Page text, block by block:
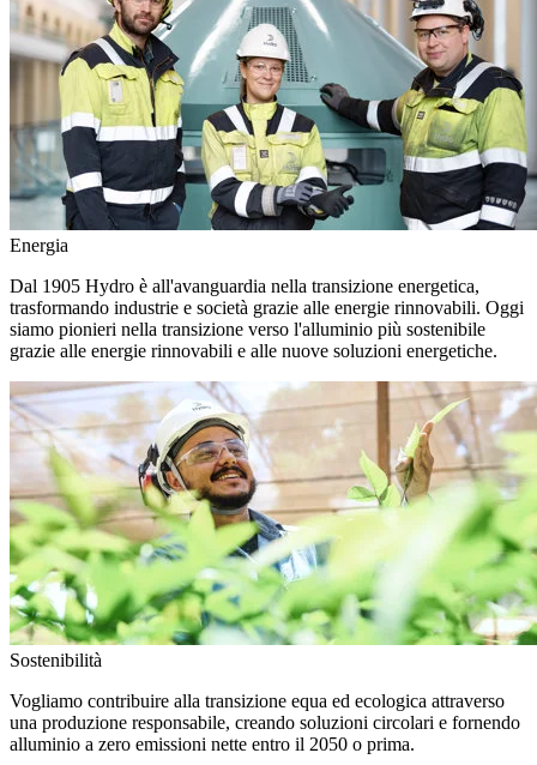
Energia
Dal 1905 Hydro è all'avanguardia nella transizione energetica,
trasformando industrie e società grazie alle energie rinnovabili. Oggi
siamo pionieri nella transizione verso l'alluminio più sostenibile
grazie alle energie rinnovabili e alle nuove soluzioni energetiche.
Sostenibilità
Vogliamo contribuire alla transizione equa ed ecologica attraverso
una produzione responsabile, creando soluzioni circolari e fornendo
alluminio a zero emissioni nette entro il 2050 o prima.